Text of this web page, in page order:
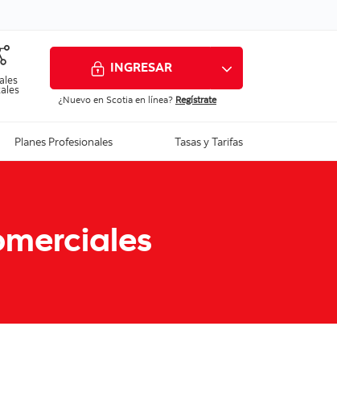
INGRESAR
¿Nuevo en Scotia en línea? Regístrate
Planes Profesionales Tasas y Tarifas